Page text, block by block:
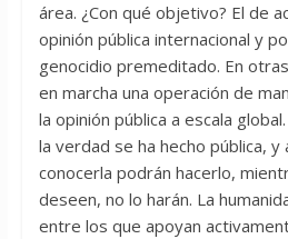
área. ¿Con qué objetivo? El de
opinión pública internacional y
genocidio premeditado. En
en marcha una operación de
la opinión pública a escala
la verdad se ha hecho pública,
conocerla podrán hacerlo,
deseen, no lo harán. La
entre los que apoyan